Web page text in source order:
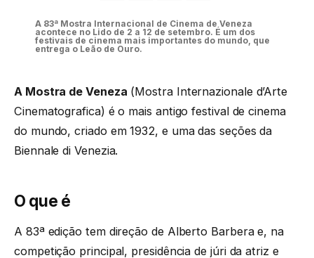
A 83ª Mostra Internacional de Cinema de Veneza
acontece no Lido de 2 a 12 de setembro. É um dos
festivais de cinema mais importantes do mundo, que
entrega o Leão de Ouro.
A Mostra de Veneza (Mostra Internazionale d’Arte
Cinematografica) é o mais antigo festival de cinema
do mundo, criado em 1932, e uma das seções da
Biennale di Venezia.
O que é
A 83ª edição tem direção de Alberto Barbera e, na
competição principal, presidência de júri da atriz e